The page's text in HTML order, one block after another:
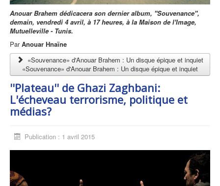
Anouar Brahem dédicacera son dernier album, ''Souvenance'',
demain, vendredi 4 avril, à 17 heures, à la Maison de l'Image,
Mutuelleville - Tunis.
ParAnouar Hnaïne
«Souvenance» d'Anouar Brahem : Un disque épique et inquiet
«Souvenance» d'Anouar Brahem : Un disque épique et inquiet
''Plateau'' de Ghazi Zaghbani:
L'écheveau terrorisme, politique et
médias?
Publication : 1 avril 2015